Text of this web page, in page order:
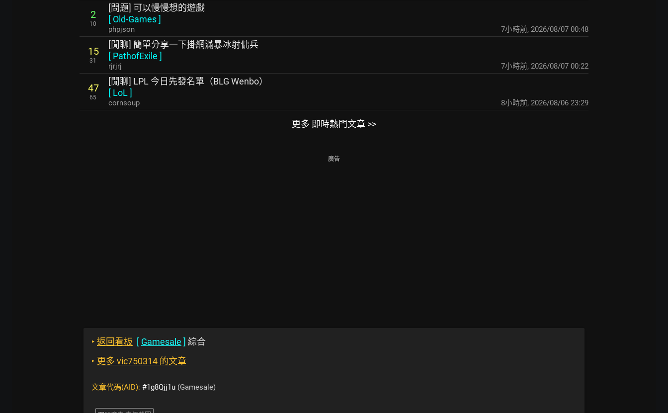
2
10
[問題] 可以慢慢想的遊戲
[ Old-Games]
phpjson 7小時前, 2026/08/07 00:48
15
31
[閒聊] 簡單分享一下掛網滿暴冰射傭兵
[ PathofExile ]
rjrjrj 7小時前, 2026/08/07 00:22
47
65
[閒聊] LPL 今日先發名單（BLG Wenbo）
[ LoL ]
cornsoup 8小時前, 2026/08/06 23:29
更多 即時熱門文章 >>
廣告
‣ 返回看板 [ Gamesale ] 綜合
‣ 更多 vic750314 的文章
文章代碼(AID): #1g8Qjj1u (Gamesale)